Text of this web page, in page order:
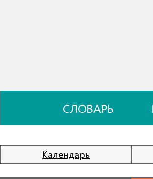
СЛОВАРЬ
Календарь